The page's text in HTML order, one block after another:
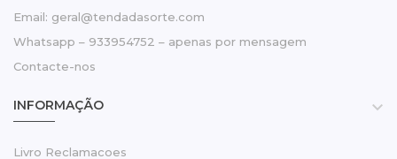
Email: geral@tendadasorte.com
Whatsapp – 933954752 – apenas por mensagem
Contacte-nos
INFORMAÇÃO 
Livro Reclamacoes